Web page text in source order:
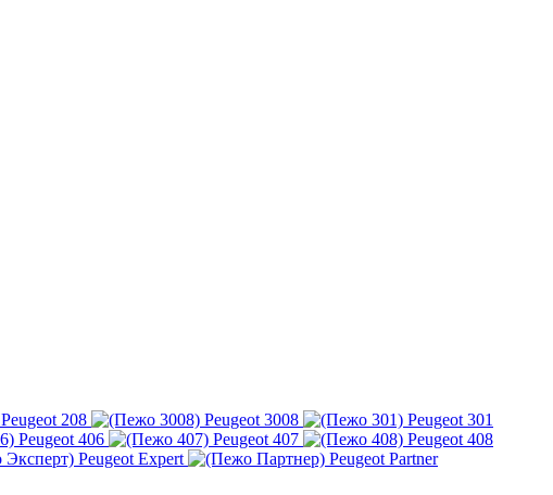
Peugeot 208 Peugeot 3008
Peugeot 301
Peugeot 406 Peugeot 407
Peugeot 408
Peugeot Expert
Peugeot Partner